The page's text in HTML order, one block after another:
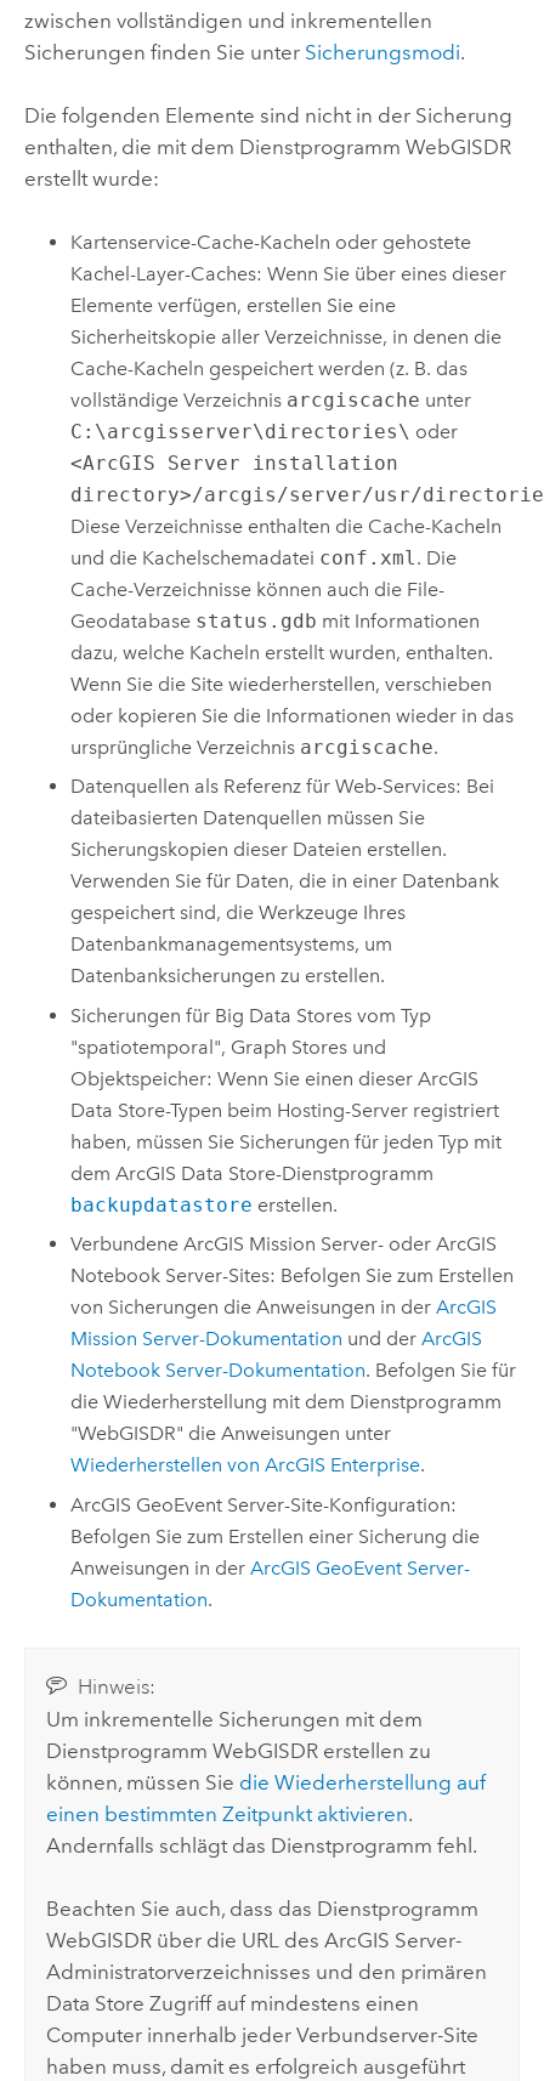
zwischen vollständigen und inkrementellen
Sicherungen finden Sie unter Sicherungsmodi.
Die folgenden Elemente sind nicht in der Sicherung
enthalten, die mit dem Dienstprogramm WebGISDR
erstellt wurde:
Kartenservice-Cache-Kacheln oder gehostete
Kachel-Layer-Caches: Wenn Sie über eines dieser
Elemente verfügen, erstellen Sie eine
Sicherheitskopie aller Verzeichnisse, in denen die
Cache-Kacheln gespeichert werden (z. B. das
vollständige Verzeichnis arcgiscache unter
C:\arcgisserver\directories\ oder
<ArcGIS Server installation
directory>/arcgis/server/usr/
Diese Verzeichnisse enthalten die Cache-Kacheln
und die Kachelschemadatei conf.xml . Die
Cache-Verzeichnisse können auch die File-
Geodatabase status.gdb mit Informationen
dazu, welche Kacheln erstellt wurden, enthalten.
Wenn Sie die Site wiederherstellen, verschieben
oder kopieren Sie die Informationen wieder in das
ursprüngliche Verzeichnis arcgiscache.
Datenquellen als Referenz für Web-Services: Bei
dateibasierten Datenquellen müssen Sie
Sicherungskopien dieser Dateien erstellen.
Verwenden Sie für Daten, die in einer Datenbank
gespeichert sind, die Werkzeuge Ihres
Datenbankmanagementsystems, um
Datenbanksicherungen zu erstellen.
Sicherungen für Big Data Stores vom Typ
"spatiotemporal", Graph Stores und
Objektspeicher: Wenn Sie einen dieserArcGIS
Data Store-Typen beim Hosting-Server registriert
haben, müssen Sie Sicherungen für jeden Typ mit
demArcGIS Data Store-Dienstprogramm
backupdatastore erstellen.
VerbundeneArcGIS Mission Server- oderArcGIS
Notebook Server-Sites: Befolgen Sie zum Erstellen
von Sicherungen die Anweisungen in derArcGIS
Mission Server-Dokumentation und derArcGIS
Notebook Server-Dokumentation. Befolgen Sie für
die Wiederherstellung mit dem Dienstprogramm
"WebGISDR" die Anweisungen unter
Wiederherstellen vonArcGIS Enterprise.
ArcGIS GeoEvent Server-Site-Konfiguration:
Befolgen Sie zum Erstellen einer Sicherung die
Anweisungen in derArcGIS GeoEvent Server-
Dokumentation.
Hinweis:
Um inkrementelle Sicherungen mit dem
Dienstprogramm WebGISDR erstellen zu
können, müssen Sie die Wiederherstellung auf
einen bestimmten Zeitpunkt aktivieren.
Andernfalls schlägt das Dienstprogramm fehl.
Beachten Sie auch, dass das Dienstprogramm
WebGISDR über die URL desArcGIS Server-
Administratorverzeichnisses und den primären
Data Store Zugriff auf mindestens einen
Computer innerhalb jeder Verbundserver-Site
haben muss, damit es erfolgreich ausgeführt